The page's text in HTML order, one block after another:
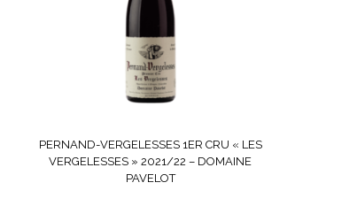
PERNAND-VERGELESSES 1ER CRU « LES
VERGELESSES » 2021/22 – DOMAINE
PAVELOT